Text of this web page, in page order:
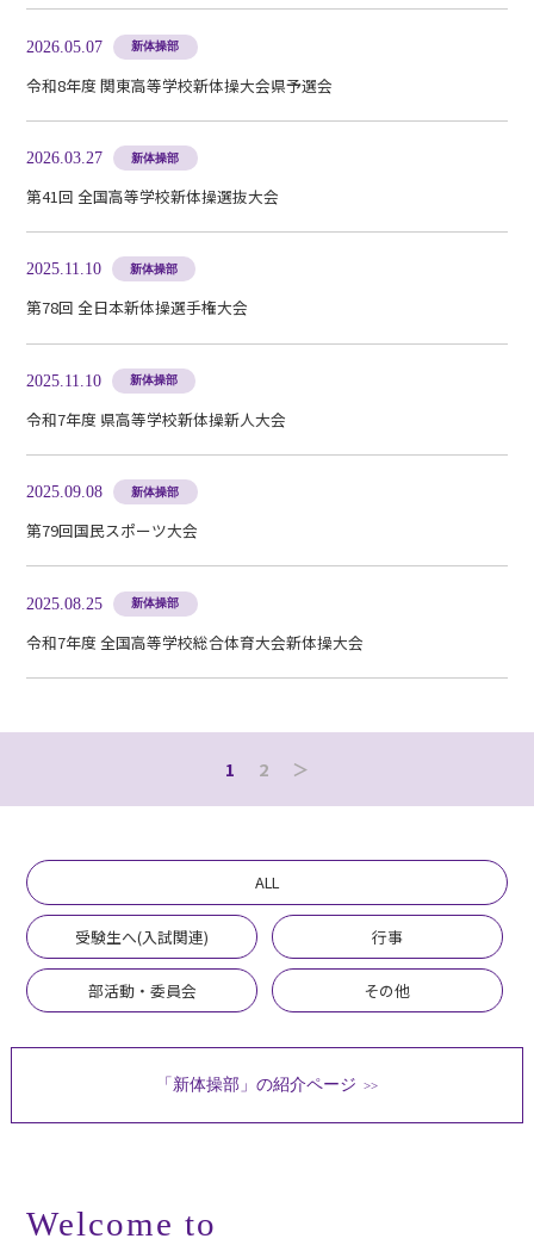
2026.05.07 新体操部
令和8年度 関東高等学校新体操大会県予選会
2026.03.27 新体操部
第41回 全国高等学校新体操選抜大会
2025.11.10 新体操部
第78回 全日本新体操選手権大会
2025.11.10 新体操部
令和7年度 県高等学校新体操新人大会
2025.09.08 新体操部
第79回国民スポーツ大会
2025.08.25 新体操部
令和7年度 全国高等学校総合体育大会新体操大会
1 2 ＞
ALL
受験生へ(入試関連) 行事
部活動・委員会 その他
「新体操部」の紹介ページ >>
Welcome to